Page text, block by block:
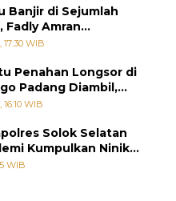
Banjir di Sejumlah
Fadly Amran
Siaga
17:30 WIB
Penahan Longsor di
Padang Diambil,
Terulang
WIB
Solok Selatan
Kumpulkan Ninik
dan Judi
WIB